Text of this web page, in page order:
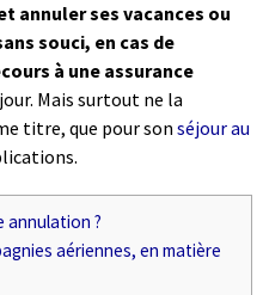
annuler ses vacances ou
souci, en cas de
à une assurance
Mais surtout ne la
titre, que pour son séjour au
annulation ?
aériennes, en matière